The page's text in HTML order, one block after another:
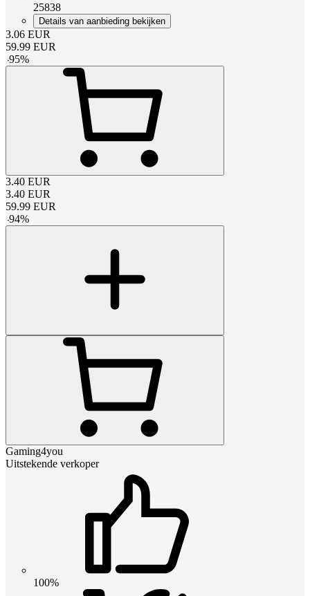
25838
Details van aanbieding bekijken
3.06 EUR
59.99 EUR
-95%
3.40 EUR
3.40 EUR
59.99 EUR
-94%
Gaming4you
Uitstekende verkoper
100%